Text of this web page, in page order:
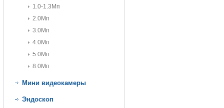
1.0-1.3Мп
2.0Мп
3.0Мп
4.0Мп
5.0Мп
8.0Мп
Мини видеокамеры
Эндоскоп